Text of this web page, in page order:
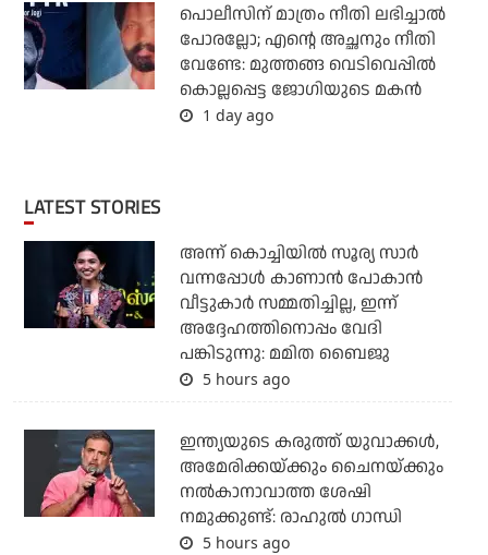
പൊലീസിന് മാത്രം നീതി ലഭിച്ചാല്‍
പോരല്ലോ; എന്റെ അച്ഛനും നീതി
വേണ്ടേ: മുത്തങ്ങ വെടിവെപ്പില്‍
കൊല്ലപ്പെട്ട ജോഗിയുടെ മകന്‍
1 day ago
LATEST STORIES
അന്ന് കൊച്ചിയില്‍ സൂര്യ സാര്‍
വന്നപ്പോള്‍ കാണാന്‍ പോകാന്‍
വീട്ടുകാര്‍ സമ്മതിച്ചില്ല, ഇന്ന്
അദ്ദേഹത്തിനൊപ്പം വേദി
പങ്കിടുന്നു: മമിത ബൈജു
5 hours ago
ഇന്ത്യയുടെ കരുത്ത് യുവാക്കള്‍,
അമേരിക്കയ്ക്കും ചൈനയ്ക്കും
നല്‍കാനാവാത്ത ശേഷി
നമുക്കുണ്ട്: രാഹുല്‍ ഗാന്ധി
5 hours ago